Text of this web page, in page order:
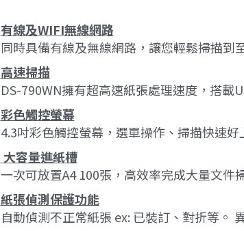
有線及WIFI無線網路
同時具備有線及無線網路，讓您輕鬆掃描到
高速掃描
DS-790WN擁有超高速紙張處理速度，搭
彩色觸控螢幕
4.3吋彩色觸控螢幕，選單操作、掃描快速
大容量進紙槽
一次可放置A4 100張，高效率完成大量文件
紙張偵測保護功能
自動偵測不正常紙張 ex: 已裝訂、對折等。